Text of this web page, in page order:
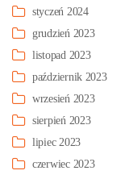
styczeń 2024
grudzień 2023
listopad 2023
październik 2023
wrzesień 2023
sierpień 2023
lipiec 2023
czerwiec 2023